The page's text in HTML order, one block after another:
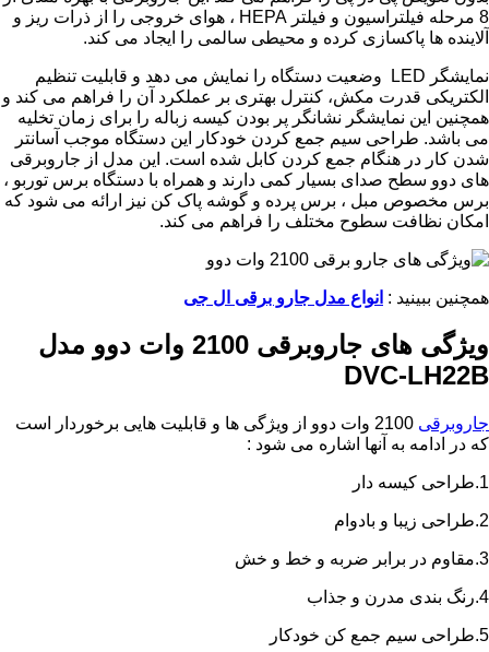
8 مرحله فیلتراسیون و فیلتر HEPA ، هوای خروجی را از ذرات ریز و
آلاینده ها پاکسازی کرده و محیطی سالمی را ایجاد می کند.
نمایشگر LED وضعیت دستگاه را نمایش می دهد و قابلیت تنظیم
الکتریکی قدرت مکش، کنترل بهتری بر عملکرد آن را فراهم می کند و
همچنین این نمایشگر نشانگر پر بودن کیسه زباله را برای زمان تخلیه
می باشد. طراحی سیم جمع کردن خودکار این دستگاه موجب آسانتر
شدن کار در هنگام جمع کردن کابل شده است. این مدل از جاروبرقی
های دوو سطح صدای بسیار کمی دارند و همراه با دستگاه برس توربو ،
برس مخصوص مبل ، برس پرده و گوشه پاک کن نیز ارائه می شود که
امکان نظافت سطوح مختلف را فراهم می کند.
همچنین ببینید : انواع مدل جارو برقی ال جی
ویژگی های جاروبرقی 2100 وات دوو مدل
DVC-LH22B
جاروبرقی
2100 وات دوو از ویژگی ها و قابلیت هایی برخوردار است
که در ادامه به آنها اشاره می شود :
1.طراحی کیسه دار
2.طراحی زیبا و بادوام
3.مقاوم در برابر ضربه و خط و خش
4.رنگ بندی مدرن و جذاب
5.طراحی سیم جمع کن خودکار